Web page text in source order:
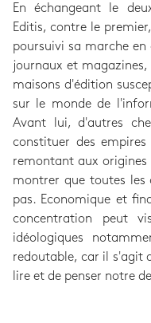
En échangeant le
Editis, contre le
poursuivi sa marche
journaux et
maisons d'édition
sur le monde de
Avant lui, d'autres
constituer des
remontant aux origines
montrer que toutes les
pas. Economique et
concentration peut
idéologiques
redoutable, car il s'agit
lire et de penser notre